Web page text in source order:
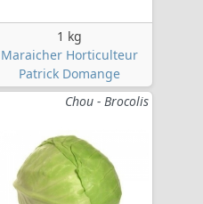
1 kg
Maraicher Horticulteur
Patrick Domange
Chou - Brocolis